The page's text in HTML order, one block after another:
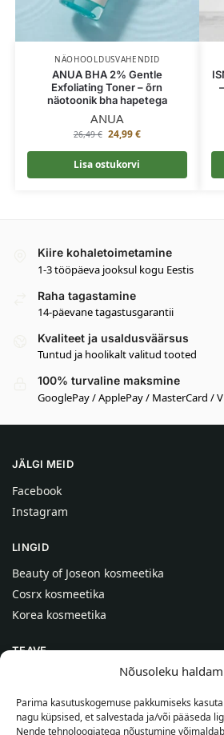
Nõusoleku
Parima kasutuskogemuse pakkumiseks
nagu küpsised, et salvestada ja/või pääseda
Nende tehnoloogiatega nõustumine
NÄOHOOLDUSVAHENDID
ANUA BHA 2% Gentle
Exfoliating Toner – õrn
näotoonik bha hapetega
ANUA
26,49€ 24,99€
Lisa ostukorvi
Kiire kohaletoimetamine
1-3 tööpäeva jooksul kogu Eestis
Raha tagastamine
14-päevane tagastusgarantii
Kvaliteet ja usaldusväärsus
Tuntud ja hoolikalt valitud tooted
100% turvaline maksmine
GooglePay / ApplePay / MasterCard /
JÄLGI MEID
Facebook
Instagram
LINGID
Beauty of Joseon kosmeetika
Cosrx kosmeetika
Korea kosmeetika
TEAVE
Kontaktid
Abi